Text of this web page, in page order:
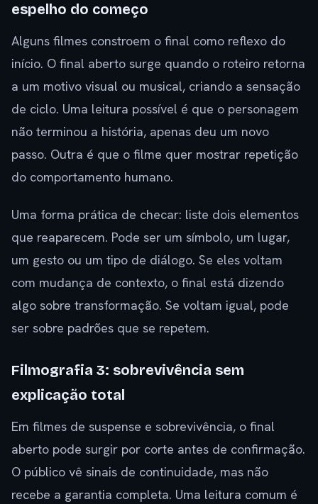
espelho do começo
Alguns filmes constroem o final como reflexo do
início. O final aberto surge quando o roteiro retorna
a um motivo visual ou musical, criando a sensação
de ciclo. Uma leitura possível é que o personagem
não terminou a história, apenas deu um novo
passo. Outra é que o filme quer mostrar repetição
do comportamento humano.
Uma forma prática de checar: liste dois elementos
que reaparecem. Pode ser um símbolo, um lugar,
um gesto ou um tipo de diálogo. Se eles voltam
com mudança de contexto, o final está dizendo
algo sobre transformação. Se voltam igual, pode
ser sobre padrões que se repetem.
Filmografia 3: sobrevivência sem
explicação total
Em filmes de suspense e sobrevivência, o final
aberto pode surgir por corte antes de confirmação.
O público vê sinais de continuidade, mas não
recebe a garantia completa. Uma leitura comum é